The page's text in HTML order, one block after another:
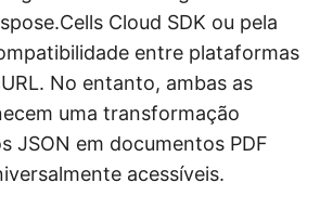
Cloud SDK ou pela
entre plataformas
No entanto, ambas as
uma transformação
JSON em documentos PDF
acessíveis.